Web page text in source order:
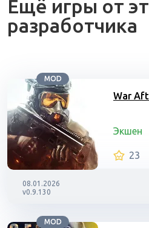
Ещё игры от
разработчика
MOD
War
Экшен
23
08.01.2026
v0.9.130
MOD